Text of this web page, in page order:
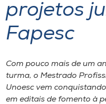
A
Unoesc
Internacionalização
I.nova
projetos
Fapesc
Com pouco mais de um
turma, o Mestrado
Unoesc vem
em editais de fomento à